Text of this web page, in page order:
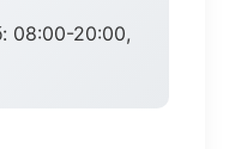
08:00-20:00,